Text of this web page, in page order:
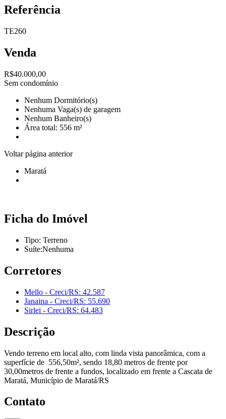
Referência
TE260
Venda
R$40.000,00
Sem condomínio
Nenhum Dormitório(s)
Nenhuma Vaga(s) de garagem
Nenhum Banheiro(s)
Área total: 556 m²
Voltar página anterior
Maratá
Ficha do Imóvel
Tipo: Terreno
Suíte:Nenhuma
Corretores
Mello - Creci/RS: 42.587
Janaina - Creci/RS: 55.690
Sirlei - Creci/RS: 64.483
Descrição
Vendo terreno em local alto, com linda vista panorâmica, com a
superfície de 556,50m², sendo 18,80 metros de frente por
30,00metros de frente a fundos, localizado em frente a Cascata de
Maratá, Município de Maratá/RS
Contato